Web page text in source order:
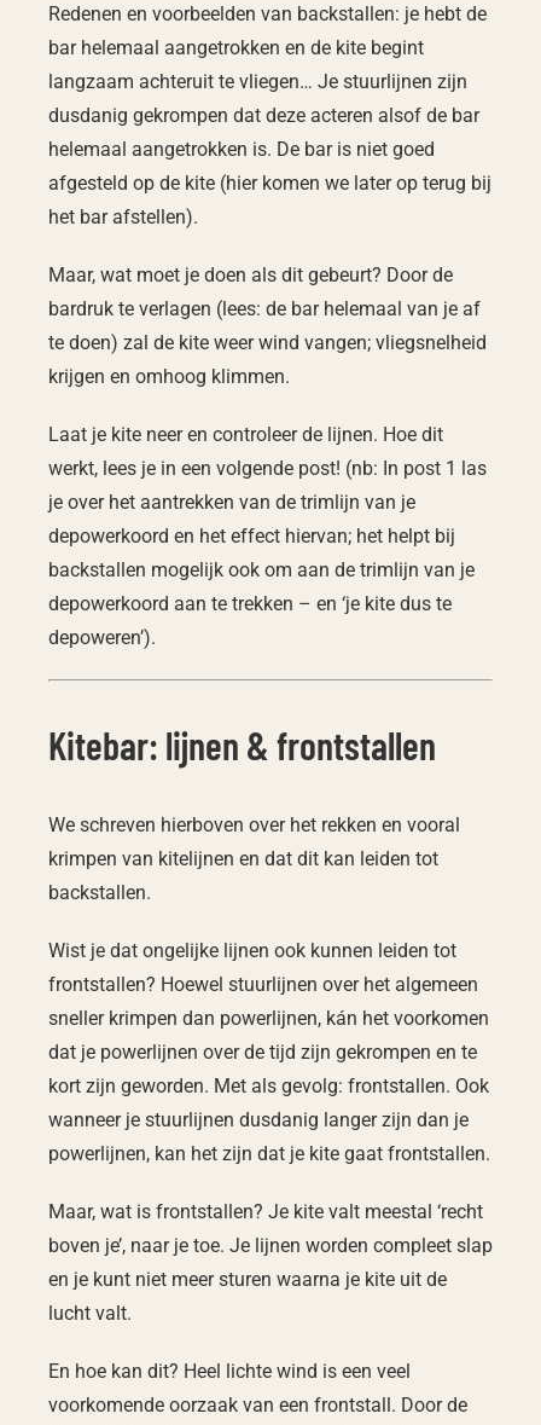
Redenen en voorbeelden van backstallen: je hebt de
bar helemaal aangetrokken en de kite begint
langzaam achteruit te vliegen… Je stuurlijnen zijn
dusdanig gekrompen dat deze acteren alsof de bar
helemaal aangetrokken is. De bar is niet goed
afgesteld op de kite (hier komen we later op terug bij
het bar afstellen).
Maar, wat moet je doen als dit gebeurt? Door de
bardruk te verlagen (lees: de bar helemaal van je af
te doen) zal de kite weer wind vangen; vliegsnelheid
krijgen en omhoog klimmen.
Laat je kite neer en controleer de lijnen. Hoe dit
werkt, lees je in een volgende post! (nb: In post 1 las
je over het aantrekken van de trimlijn van je
depowerkoord en het effect hiervan; het helpt bij
backstallen mogelijk ook om aan de trimlijn van je
depowerkoord aan te trekken – en ‘je kite dus te
depoweren’).
Kitebar: lijnen & frontstallen
We schreven hierboven over het rekken en vooral
krimpen van kitelijnen en dat dit kan leiden tot
backstallen.
Wist je dat ongelijke lijnen ook kunnen leiden tot
frontstallen? Hoewel stuurlijnen over het algemeen
sneller krimpen dan powerlijnen, kán het voorkomen
dat je powerlijnen over de tijd zijn gekrompen en te
kort zijn geworden. Met als gevolg: frontstallen. Ook
wanneer je stuurlijnen dusdanig langer zijn dan je
powerlijnen, kan het zijn dat je kite gaat frontstallen.
Maar, wat is frontstallen? Je kite valt meestal ‘recht
boven je’, naar je toe. Je lijnen worden compleet slap
en je kunt niet meer sturen waarna je kite uit de
lucht valt.
En hoe kan dit? Heel lichte wind is een veel
voorkomende oorzaak van een frontstall. Door de